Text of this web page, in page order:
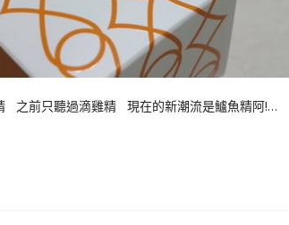
之前只聽過滴雞精 現在的新潮流是鱸魚精阿!…